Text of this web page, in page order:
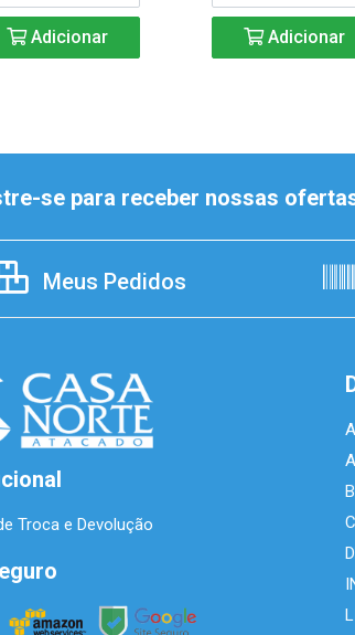
Adicionar Adicionar
se para receber nossas
Meus Pedidos
Troca e Devolução